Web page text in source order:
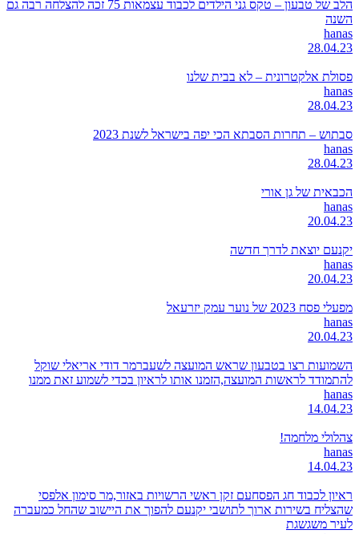
הלב של טבעון – טקס גני הילדים לכבוד עצמאות 75 זכה להצלחה רבה גם
השנה
hanas
28.04.23
פסולת אלקטרונית – לא בבית שלנו
hanas
28.04.23
סבתוש – תחרות הסבתא הכי יפה בישראל לשנת 2023
hanas
28.04.23
הכבאית של גן אורי
hanas
20.04.23
יקנעם יוצאת לדרך חדשה
hanas
20.04.23
מפעלי פסח 2023 של נוער עמק יזרעאל
hanas
20.04.23
השמועות רצו בטבעון שראש המועצה לשעברמר דודי אריאלי שוקל
להתמודד לראשות המועצה,הזמנו אותו לראיון בכדי לשמוע זאת ממנו
hanas
14.04.23
צהלולי מלחמה!
hanas
14.04.23
ראיון לכבוד חג הפסחעם זקן ראשי הרשויות באזור,מר סימון אלפסי
שהצליח בשירות ארוך לתושבי יקנעם להפוך את היישוב שהחל כמעברה
לעיר משגשגת